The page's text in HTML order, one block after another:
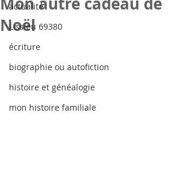
actualité
Lissieu 69380
écriture
biographie ou autofiction
histoire et généalogie
mon histoire familiale
Noël